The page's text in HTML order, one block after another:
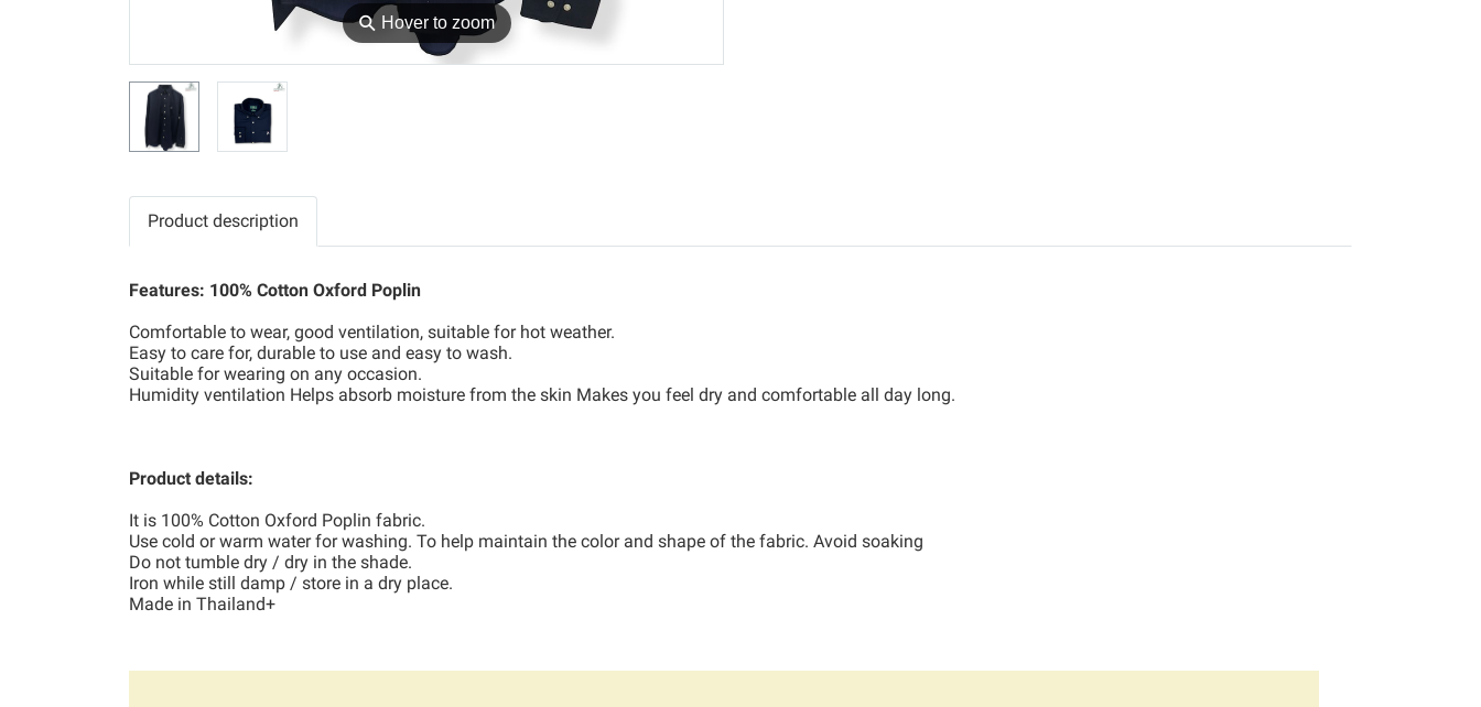
⚲ Hover to zoom
Product description
Features: 100% Cotton Oxford Poplin
Comfortable to wear, good ventilation, suitable for hot weather.
Easy to care for, durable to use and easy to wash.
Suitable for wearing on any occasion.
Humidity ventilation Helps absorb moisture from the skin Makes you feel dry and comfortable all day long.
Product details:
It is 100% Cotton Oxford Poplin fabric.
Use cold or warm water for washing. To help maintain the color and shape of the fabric. Avoid soaking
Do not tumble dry / dry in the shade.
Iron while still damp / store in a dry place.
Made in Thailand+